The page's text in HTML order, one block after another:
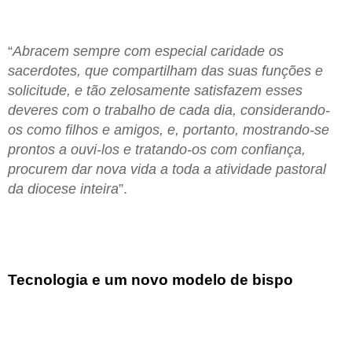
“Abracem sempre com especial caridade os
sacerdotes, que compartilham das suas funções e
solicitude, e tão zelosamente satisfazem esses
deveres com o trabalho de cada dia, considerando-
os como filhos e amigos, e, portanto, mostrando-se
prontos a ouvi-los e tratando-os com confiança,
procurem dar nova vida a toda a atividade pastoral
da diocese inteira”.
Tecnologia e um novo modelo de bispo